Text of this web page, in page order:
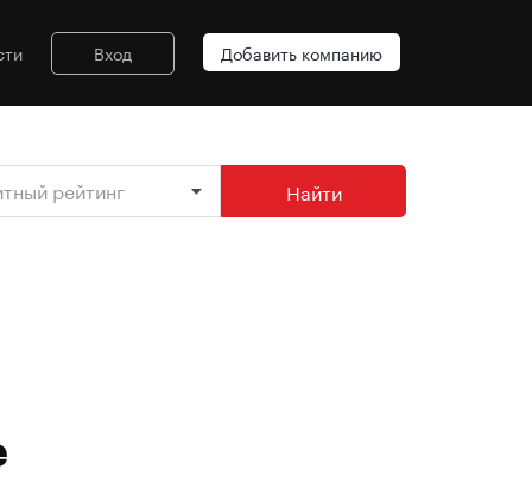
Вход Добавить компанию
рейтинг Найти